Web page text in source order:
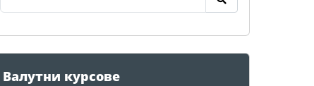
Валутни курсове